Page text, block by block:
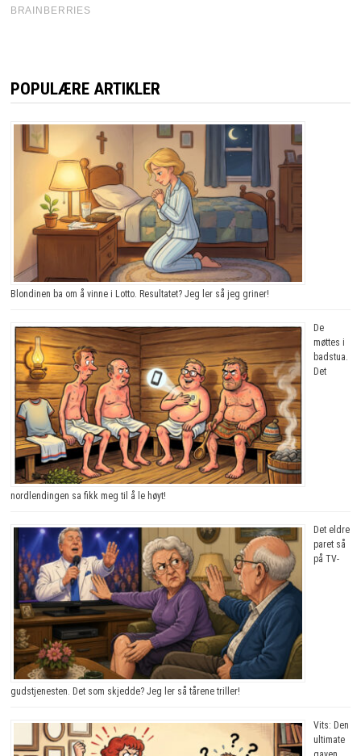
POPULÆRE ARTIKLER
Blondinen ba om å vinne i Lotto. Resultatet? Jeg ler så jeg griner!
De
møttes i
badstua.
Det
nordlendingen sa fikk meg til å le høyt!
Det eldre
paret så
på TV-
gudstjenesten. Det som skjedde? Jeg ler så tårene triller!
Vits: Den
ultimate